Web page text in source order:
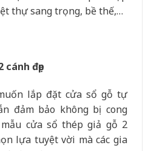
thự sang trọng, bề thế,…
đẹp
lắp đặt cửa sổ gỗ tự
đảm bảo không bị cong
cửa sổ thép giả gỗ 2
lựa tuyệt vời mà các gia